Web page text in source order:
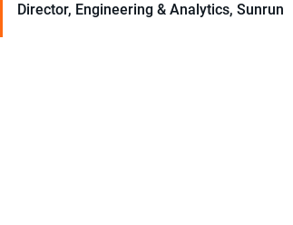
Director, Engineering & Analytics, Sunrun